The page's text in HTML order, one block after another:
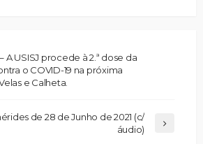
A USISJ procede à 2.ª dose da
o COVID-19 na próxima
e Calheta.
de 28 de Junho de 2021 (c/
áudio)